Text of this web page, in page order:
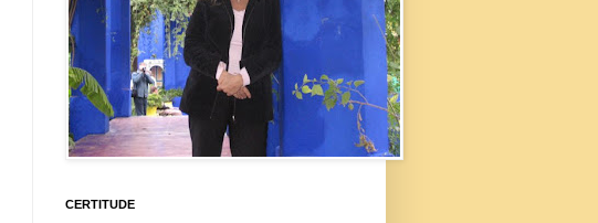
CERTITUDE